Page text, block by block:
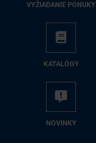
VY­ŽIA­DA­NIE PO­NU­KY
KA­TA­LÓ­GY
NO­VIN­KY